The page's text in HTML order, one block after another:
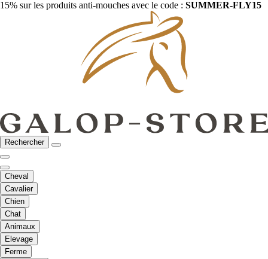
15% sur les produits anti-mouches avec le code : SUMMER-FLY15
Rechercher
Cheval
Cavalier
Chien
Chat
Animaux
Elevage
Ferme